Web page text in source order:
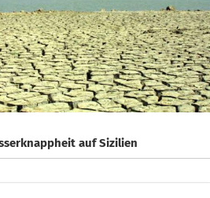
auf Sizilien